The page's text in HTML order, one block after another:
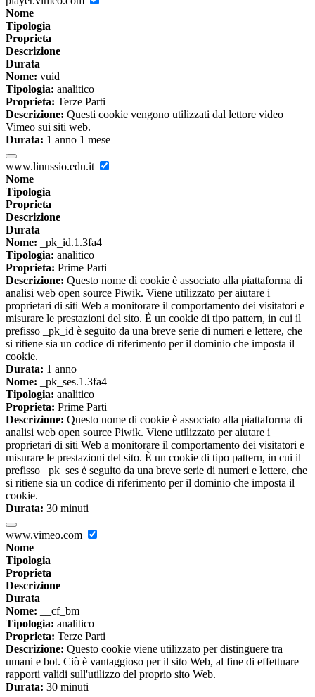
Nome
Tipologia
Proprieta
Descrizione
Durata
Nome: vuid
Tipologia: analitico
Proprieta: Terze Parti
Descrizione: Questi cookie vengono utilizzati dal lettore video
Vimeo sui siti web.
Durata: 1 anno 1 mese
www.linussio.edu.it
Nome
Tipologia
Proprieta
Descrizione
Durata
Nome: _pk_id.1.3fa4
Tipologia: analitico
Proprieta: Prime Parti
Descrizione: Questo nome di cookie è associato alla piattaforma di
analisi web open source Piwik. Viene utilizzato per aiutare i
proprietari di siti Web a monitorare il comportamento dei visitatori e
misurare le prestazioni del sito. È un cookie di tipo pattern, in cui il
prefisso _pk_id è seguito da una breve serie di numeri e lettere, che
si ritiene sia un codice di riferimento per il dominio che imposta il
cookie.
Durata: 1 anno
Nome: _pk_ses.1.3fa4
Tipologia: analitico
Proprieta: Prime Parti
Descrizione: Questo nome di cookie è associato alla piattaforma di
analisi web open source Piwik. Viene utilizzato per aiutare i
proprietari di siti Web a monitorare il comportamento dei visitatori e
misurare le prestazioni del sito. È un cookie di tipo pattern, in cui il
prefisso _pk_ses è seguito da una breve serie di numeri e lettere, che
si ritiene sia un codice di riferimento per il dominio che imposta il
cookie.
Durata: 30 minuti
www.vimeo.com
Nome
Tipologia
Proprieta
Descrizione
Durata
Nome: __cf_bm
Tipologia: analitico
Proprieta: Terze Parti
Descrizione: Questo cookie viene utilizzato per distinguere tra
umani e bot. Ciò è vantaggioso per il sito Web, al fine di effettuare
rapporti validi sull'utilizzo del proprio sito Web.
Durata: 30 minuti